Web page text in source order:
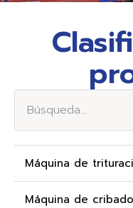
Máquina de
Máquina de cribado